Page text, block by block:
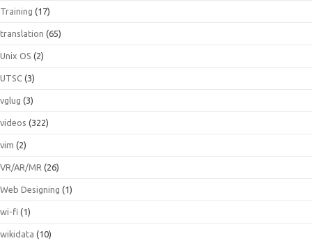
Training (17)
translation (65)
Unix OS (2)
UTSC (3)
vglug (3)
videos (322)
vim (2)
VR/AR/MR (26)
Web Designing (1)
wi-fi (1)
wikidata (10)